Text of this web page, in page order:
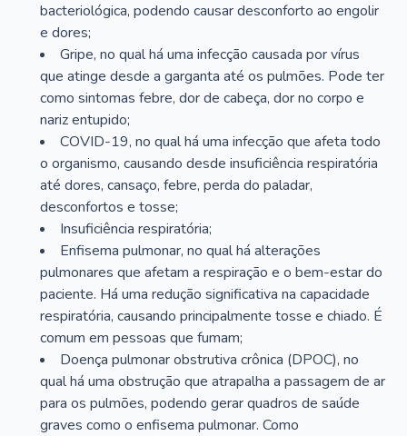
bacteriológica, podendo causar desconforto ao engolir
e dores;
Gripe, no qual há uma infecção causada por vírus
que atinge desde a garganta até os pulmões. Pode ter
como sintomas febre, dor de cabeça, dor no corpo e
nariz entupido;
COVID-19, no qual há uma infecção que afeta todo
o organismo, causando desde insuficiência respiratória
até dores, cansaço, febre, perda do paladar,
desconfortos e tosse;
Insuficiência respiratória;
Enfisema pulmonar, no qual há alterações
pulmonares que afetam a respiração e o bem-estar do
paciente. Há uma redução significativa na capacidade
respiratória, causando principalmente tosse e chiado. É
comum em pessoas que fumam;
Doença pulmonar obstrutiva crônica (DPOC), no
qual há uma obstrução que atrapalha a passagem de ar
para os pulmões, podendo gerar quadros de saúde
graves como o enfisema pulmonar. Como